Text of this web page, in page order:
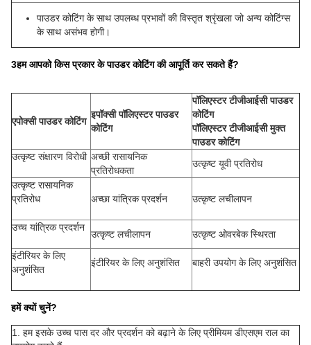
पाउडर कोटिंग के साथ उपलब्ध प्रभावों की विस्तृत श्रृंखला जो अन्य कोटिंग्स
के साथ असंभव होगी।
3हम आपको किस प्रकार के पाउडर कोटिंग की आपूर्ति कर सकते हैं?
एपोक्सी पाउडर कोटिंग
इपॉक्सी पॉलिएस्टर पाउडर
कोटिंग
पॉलिएस्टर टीजीआईसी पाउडर
कोटिंग
पॉलिएस्टर टीजीआईसी मुक्त
पाउडर कोटिंग
उत्कृष्ट संक्षारण विरोधी अच्छी रासायनिक
प्रतिरोधकता
उत्कृष्ट यूवी प्रतिरोध
उत्कृष्ट रासायनिक
प्रतिरोध
अच्छा यांत्रिक प्रदर्शन उत्कृष्ट लचीलापन
उच्च यांत्रिक प्रदर्शन
उत्कृष्ट लचीलापन
उत्कृष्ट ओवरबेक स्थिरता
इंटीरियर के लिए
अनुशंसित
इंटीरियर के लिए अनुशंसित बाहरी उपयोग के लिए अनुशंसित
हमें क्यों चुनें?
1. हम इसके उच्च पास दर और प्रदर्शन को बढ़ाने के लिए प्रीमियम डीएसएम राल का